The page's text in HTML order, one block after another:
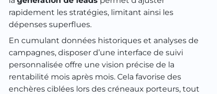
rapidement les stratégies, limitant ainsi les
dépenses superflues.
En cumulant données historiques et analyses de
campagnes, disposer d’une interface de suivi
personnalisée offre une vision précise de la
rentabilité mois après mois. Cela favorise des
enchères ciblées lors des créneaux porteurs, tout